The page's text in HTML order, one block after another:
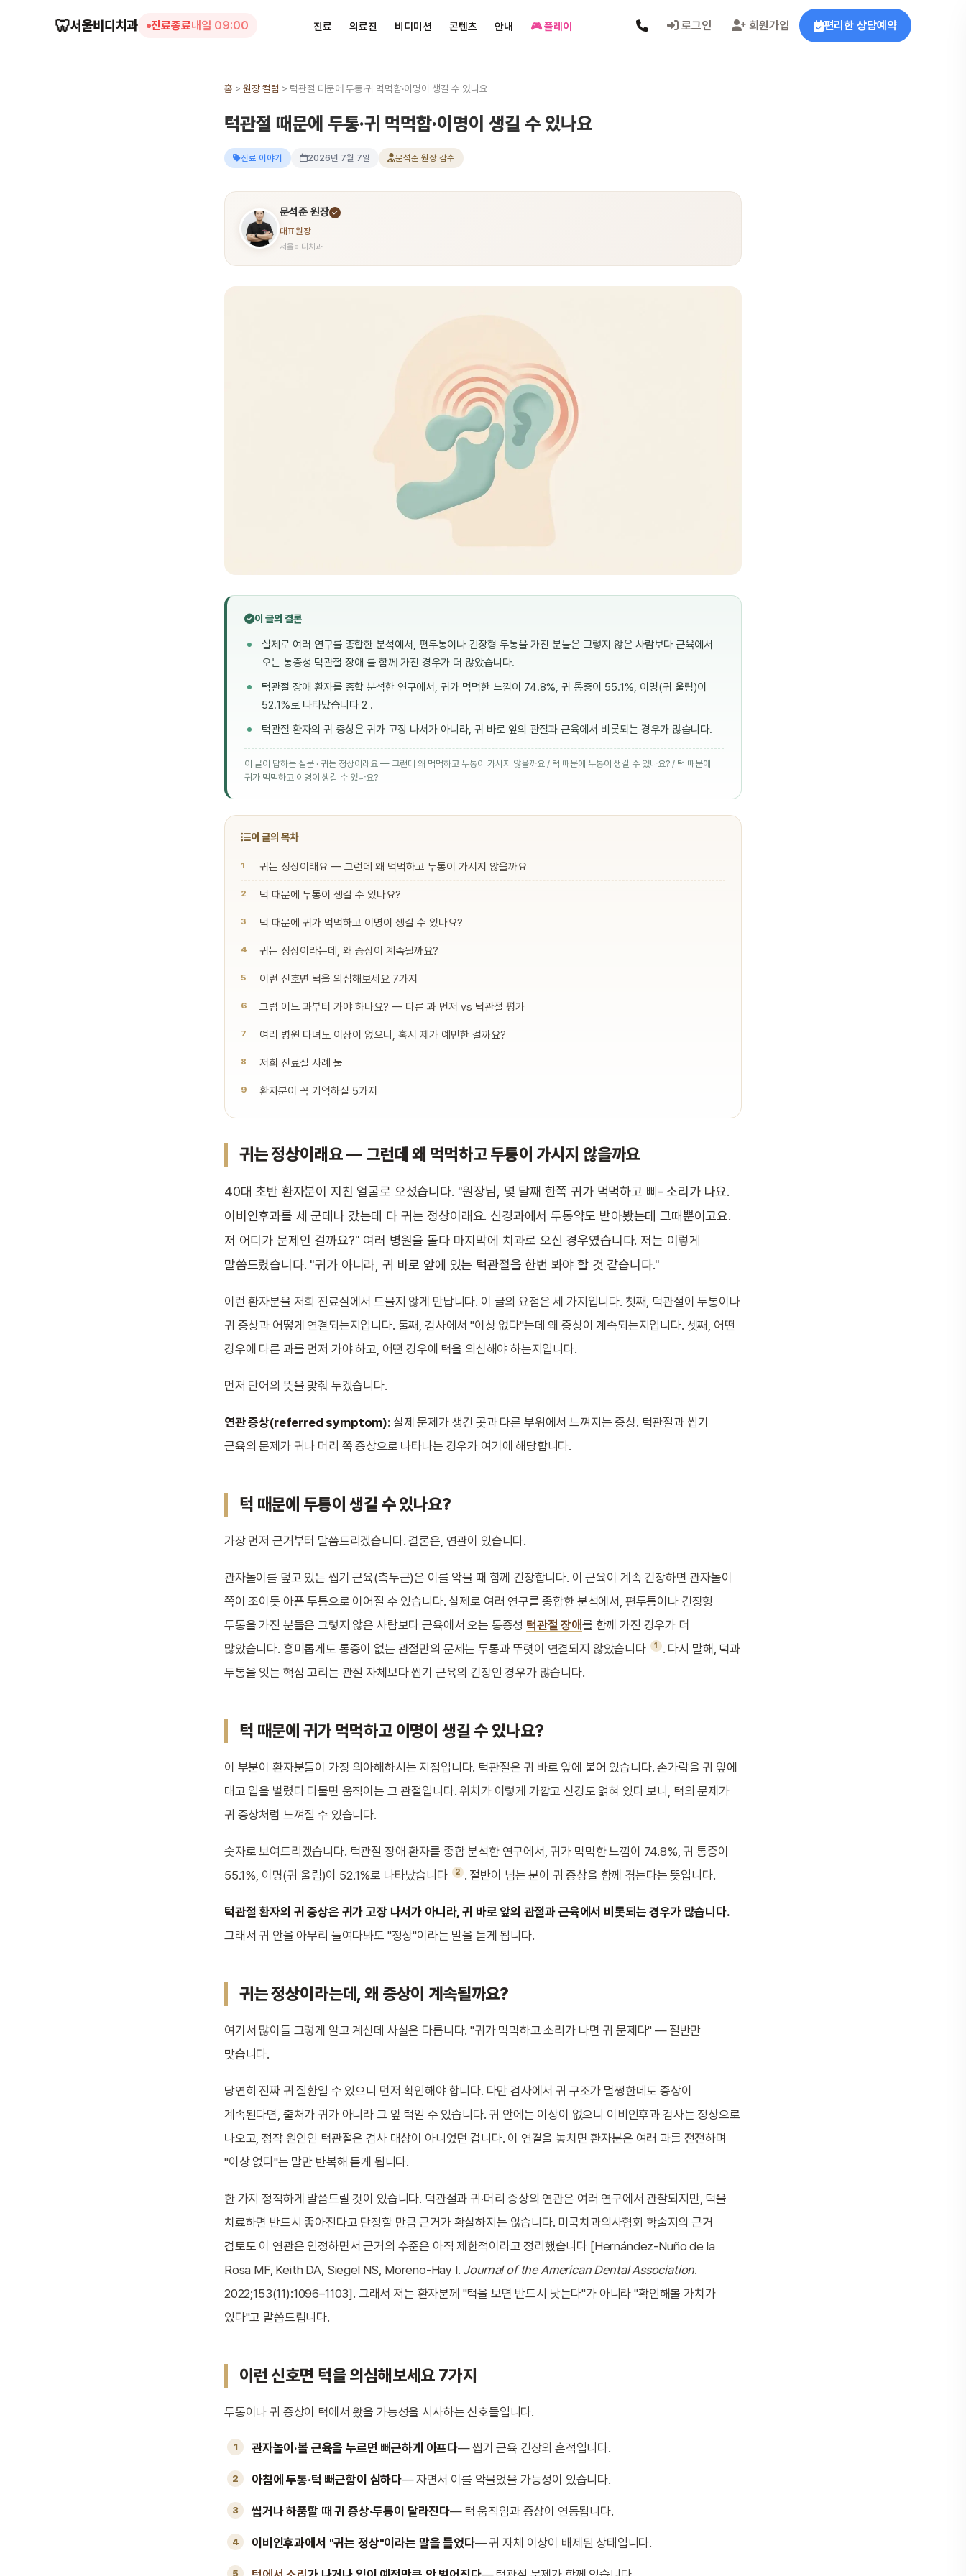
🦷서울비디치과 진료종료내일 09:00 진료 의료진 비디미션 콘텐츠 안내 🎮 플레이 로그인 회원가입 편리한 상담예약
홈 > 원장 컬럼 > 턱관절 때문에 두통·귀 먹먹함·이명이 생길 수 있나요
턱관절 때문에 두통·귀 먹먹함·이명이 생길 수 있나요
진료 이야기 2026년 7월 7일 문석준 원장 감수
문석준 원장
대표원장
서울비디치과
이 글의 결론
실제로 여러 연구를 종합한 분석에서, 편두통이나 긴장형 두통을 가진 분들은 그렇지 않은 사람보다 근육에서
오는 통증성 턱관절 장애 를 함께 가진 경우가 더 많았습니다.
턱관절 장애 환자를 종합 분석한 연구에서, 귀가 먹먹한 느낌이 74.8%, 귀 통증이 55.1%, 이명(귀 울림)이
52.1%로 나타났습니다 2 .
턱관절 환자의 귀 증상은 귀가 고장 나서가 아니라, 귀 바로 앞의 관절과 근육에서 비롯되는 경우가 많습니다.
이 글이 답하는 질문 · 귀는 정상이래요 — 그런데 왜 먹먹하고 두통이 가시지 않을까요 / 턱 때문에 두통이 생길 수 있나요? / 턱 때문에
귀가 먹먹하고 이명이 생길 수 있나요?
이 글의 목차
귀는 정상이래요 — 그런데 왜 먹먹하고 두통이 가시지 않을까요
턱 때문에 두통이 생길 수 있나요?
턱 때문에 귀가 먹먹하고 이명이 생길 수 있나요?
귀는 정상이라는데, 왜 증상이 계속될까요?
이런 신호면 턱을 의심해보세요 7가지
그럼 어느 과부터 가야 하나요? — 다른 과 먼저 vs 턱관절 평가
여러 병원 다녀도 이상이 없으니, 혹시 제가 예민한 걸까요?
저희 진료실 사례 둘
환자분이 꼭 기억하실 5가지
귀는 정상이래요 — 그런데 왜 먹먹하고 두통이 가시지 않을까요
40대 초반 환자분이 지친 얼굴로 오셨습니다. "원장님, 몇 달째 한쪽 귀가 먹먹하고 삐- 소리가 나요.
이비인후과를 세 군데나 갔는데 다 귀는 정상이래요. 신경과에서 두통약도 받아봤는데 그때뿐이고요.
저 어디가 문제인 걸까요?" 여러 병원을 돌다 마지막에 치과로 오신 경우였습니다. 저는 이렇게
말씀드렸습니다. "귀가 아니라, 귀 바로 앞에 있는 턱관절을 한번 봐야 할 것 같습니다."
이런 환자분을 저희 진료실에서 드물지 않게 만납니다. 이 글의 요점은 세 가지입니다. 첫째, 턱관절이 두통이나
귀 증상과 어떻게 연결되는지입니다. 둘째, 검사에서 "이상 없다"는데 왜 증상이 계속되는지입니다. 셋째, 어떤
경우에 다른 과를 먼저 가야 하고, 어떤 경우에 턱을 의심해야 하는지입니다.
먼저 단어의 뜻을 맞춰 두겠습니다.
연관 증상(referred symptom): 실제 문제가 생긴 곳과 다른 부위에서 느껴지는 증상. 턱관절과 씹기
근육의 문제가 귀나 머리 쪽 증상으로 나타나는 경우가 여기에 해당합니다.
턱 때문에 두통이 생길 수 있나요?
가장 먼저 근거부터 말씀드리겠습니다. 결론은, 연관이 있습니다.
관자놀이를 덮고 있는 씹기 근육(측두근)은 이를 악물 때 함께 긴장합니다. 이 근육이 계속 긴장하면 관자놀이
쪽이 조이듯 아픈 두통으로 이어질 수 있습니다. 실제로 여러 연구를 종합한 분석에서, 편두통이나 긴장형
두통을 가진 분들은 그렇지 않은 사람보다 근육에서 오는 통증성 턱관절 장애를 함께 가진 경우가 더
많았습니다. 흥미롭게도 통증이 없는 관절만의 문제는 두통과 뚜렷이 연결되지 않았습니다
1
. 다시 말해, 턱과
두통을 잇는 핵심 고리는 관절 자체보다 씹기 근육의 긴장인 경우가 많습니다.
턱 때문에 귀가 먹먹하고 이명이 생길 수 있나요?
이 부분이 환자분들이 가장 의아해하시는 지점입니다. 턱관절은 귀 바로 앞에 붙어 있습니다. 손가락을 귀 앞에
대고 입을 벌렸다 다물면 움직이는 그 관절입니다. 위치가 이렇게 가깝고 신경도 얽혀 있다 보니, 턱의 문제가
귀 증상처럼 느껴질 수 있습니다.
숫자로 보여드리겠습니다. 턱관절 장애 환자를 종합 분석한 연구에서, 귀가 먹먹한 느낌이 74.8%, 귀 통증이
55.1%, 이명(귀 울림)이 52.1%로 나타났습니다
2 . 절반이 넘는 분이 귀 증상을 함께 겪는다는 뜻입니다.
턱관절 환자의 귀 증상은 귀가 고장 나서가 아니라, 귀 바로 앞의 관절과 근육에서 비롯되는 경우가 많습니다.
그래서 귀 안을 아무리 들여다봐도 "정상"이라는 말을 듣게 됩니다.
귀는 정상이라는데, 왜 증상이 계속될까요?
여기서 많이들 그렇게 알고 계신데 사실은 다릅니다. "귀가 먹먹하고 소리가 나면 귀 문제다" — 절반만
맞습니다.
당연히 진짜 귀 질환일 수 있으니 먼저 확인해야 합니다. 다만 검사에서 귀 구조가 멀쩡한데도 증상이
계속된다면, 출처가 귀가 아니라 그 앞 턱일 수 있습니다. 귀 안에는 이상이 없으니 이비인후과 검사는 정상으로
나오고, 정작 원인인 턱관절은 검사 대상이 아니었던 겁니다. 이 연결을 놓치면 환자분은 여러 과를 전전하며
"이상 없다"는 말만 반복해 듣게 됩니다.
한 가지 정직하게 말씀드릴 것이 있습니다. 턱관절과 귀·머리 증상의 연관은 여러 연구에서 관찰되지만, 턱을
치료하면 반드시 좋아진다고 단정할 만큼 근거가 확실하지는 않습니다. 미국치과의사협회 학술지의 근거
검토도 이 연관은 인정하면서 근거의 수준은 아직 제한적이라고 정리했습니다 [Hernández-Nuño de la
Rosa MF, Keith DA, Siegel NS, Moreno-Hay I. Journal of the American Dental Association.
2022;153(11):1096–1103]. 그래서 저는 환자분께 "턱을 보면 반드시 낫는다"가 아니라 "확인해볼 가치가
있다"고 말씀드립니다.
이런 신호면 턱을 의심해보세요 7가지
두통이나 귀 증상이 턱에서 왔을 가능성을 시사하는 신호들입니다.
관자놀이·볼 근육을 누르면 뻐근하게 아프다— 씹기 근육 긴장의 흔적입니다.
아침에 두통·턱 뻐근함이 심하다— 자면서 이를 악물었을 가능성이 있습니다.
씹거나 하품할 때 귀 증상·두통이 달라진다— 턱 움직임과 증상이 연동됩니다.
이비인후과에서 "귀는 정상"이라는 말을 들었다— 귀 자체 이상이 배제된 상태입니다.